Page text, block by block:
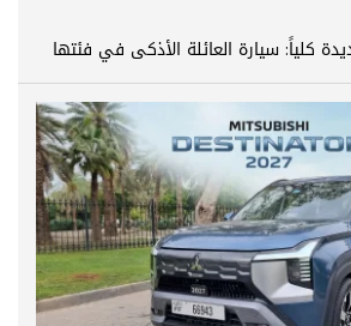
كلياً: سيارة العائلة الأذكى في فئتها